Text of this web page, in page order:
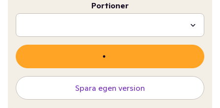
Portioner
Spara egen version